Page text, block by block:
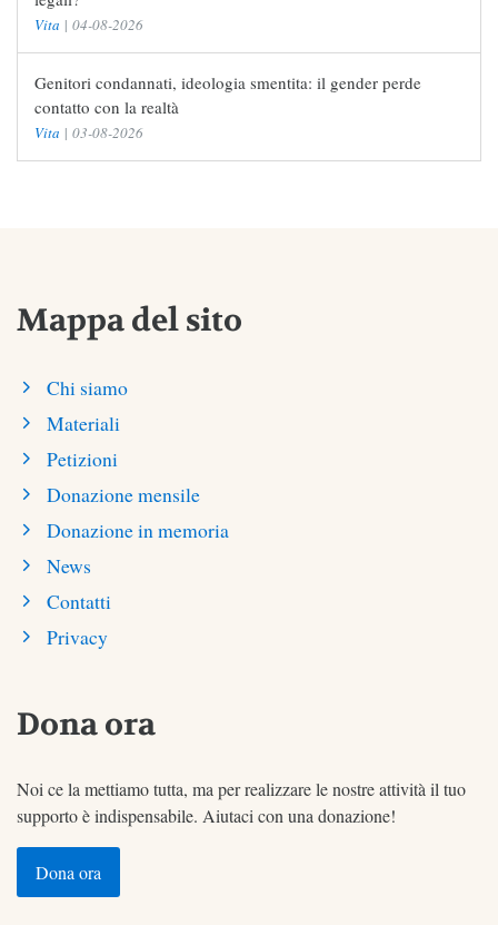
Vita | 04-08-2026
Genitori condannati, ideologia smentita: il gender perde
contatto con la realtà
Vita | 03-08-2026
Mappa del sito
Chi siamo
Materiali
Petizioni
Donazione mensile
Donazione in memoria
News
Contatti
Privacy
Dona ora
Noi ce la mettiamo tutta, ma per realizzare le nostre attività il tuo
supporto è indispensabile. Aiutaci con una donazione!
Dona ora